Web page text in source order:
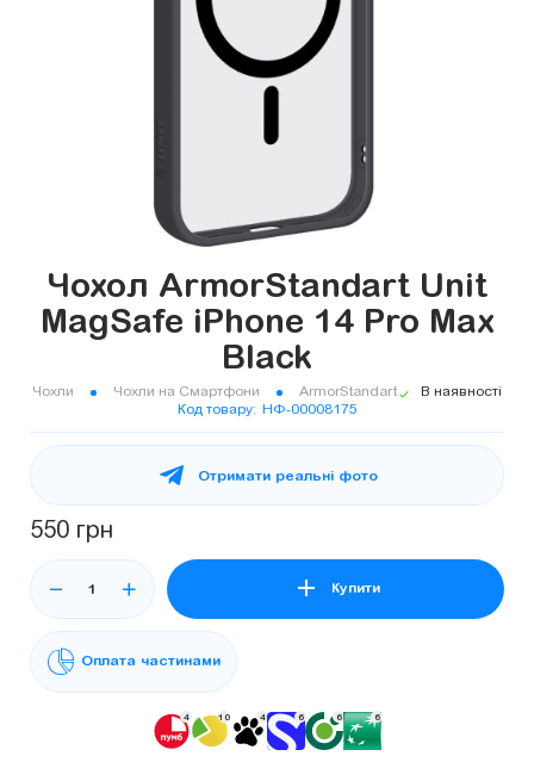
Чохол ArmorStandart Unit
MagSafe iPhone 14 Pro Max
Black
Чохли Чохли на Смартфони ArmorStandart
В наявності
Код товару
НФ-00008175
Отримати реальні фото
550 грн
Купити
Оплата частинами
4 10 4 6 6 6